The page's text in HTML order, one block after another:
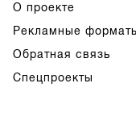
О проекте
Рекламные
Обратная связь
Спецпроекты